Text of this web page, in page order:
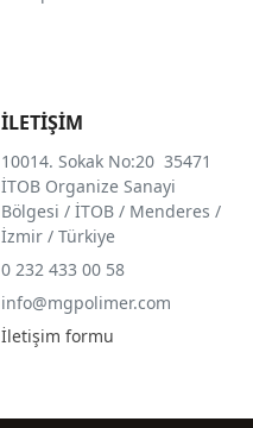
İLETİŞİM
10014. Sokak No:20 35471
İTOB Organize Sanayi
Bölgesi / İTOB / Menderes /
İzmir / Türkiye
0 232 433 00 58
info@mgpolimer.com
İletişim formu